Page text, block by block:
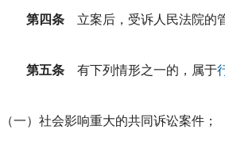
第四条 立案后，受诉人民法院的
第五条 有下列情形之一的，属于
（一）社会影响重大的共同诉讼案件；